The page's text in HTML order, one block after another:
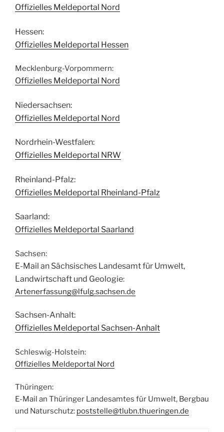
Offizielles Meldeportal Nord
Hessen:
Offizielles Meldeportal Hessen
Mecklenburg-Vorpommern:
Offizielles Meldeportal Nord
Niedersachsen:
Offizielles Meldeportal Nord
Nordrhein-Westfalen:
Offizielles Meldeportal NRW
Rheinland-Pfalz:
Offizielles Meldeportal Rheinland-Pfalz
Saarland:
Offizielles Meldeportal Saarland
Sachsen:
E-Mail an Sächsisches Landesamt für Umwelt,
Landwirtschaft und Geologie:
Artenerfassung@lfulg.sachsen.de
Sachsen-Anhalt:
Offizielles Meldeportal Sachsen-Anhalt
Schleswig-Holstein:
Offizielles Meldeportal Nord
Thüringen:
E-Mail an Thüringer Landesamtes für Umwelt, Bergbau
und Naturschutz: poststelle@tlubn.thueringen.de